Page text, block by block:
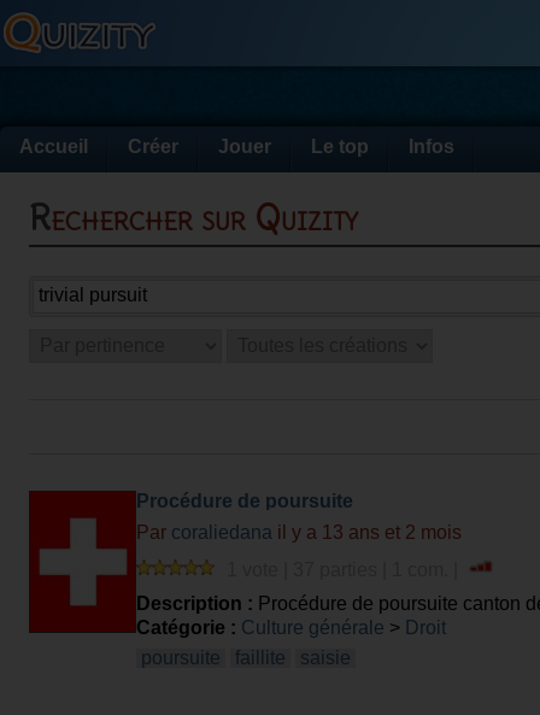
Accueil Créer Jouer Le top Infos
Rechercher sur Quizity
Procédure de poursuite
Par coraliedana il y a 13 ans et 2 mois
Description : Procédure de poursuite canton
Catégorie : Culture générale > Droit
poursuite
faillite saisie